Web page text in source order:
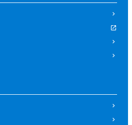
若しくはそれらの構成員又
年被後見人、被保佐人又は
ずれかであって、本規約に
人、後見人､保佐人又は補
ョップ利用規約、又は当社